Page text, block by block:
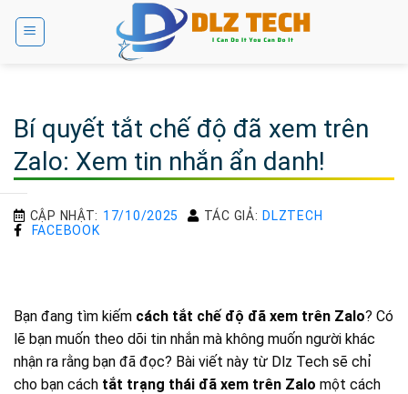
Bí quyết tắt chế độ đã xem trên
Zalo: Xem tin nhắn ẩn danh!
CẬP NHẬT: 17/10/2025 TÁC GIẢ: DLZTECH
FACEBOOK
Bạn đang tìm kiếm cách tắt chế độ đã xem trên Zalo? Có
lẽ bạn muốn theo dõi tin nhắn mà không muốn người khác
nhận ra rằng bạn đã đọc? Bài viết này từ Dlz Tech sẽ chỉ
cho bạn cách tắt trạng thái đã xem trên Zalo một cách